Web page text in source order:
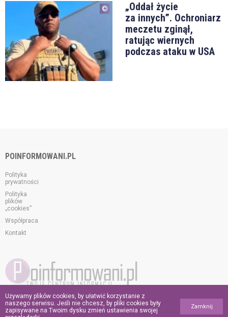
„Oddał życie
za innych”. Ochroniarz
meczetu zginął,
ratując wiernych
podczas ataku w USA
POINFORMOWANI.PL
Polityka
prywatności
Polityka
plików
„cookies”
Współpraca
Kontakt
© 2026 poinformowani.pl.
Wszelkie prawa zastrzeżone.
Używamy plików cookies, by ułatwić korzystanie z
naszego serwisu. Jeśli nie chcesz, by pliki cookies były
zapisywane na Twoim dysku zmień ustawienia swojej
Zamknij